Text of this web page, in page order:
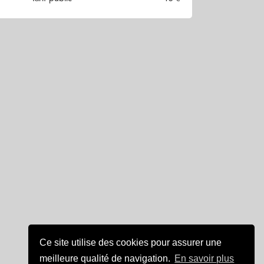
Ce site utilise des cookies pour assurer une
meilleure qualité de navigation. En savoir plus